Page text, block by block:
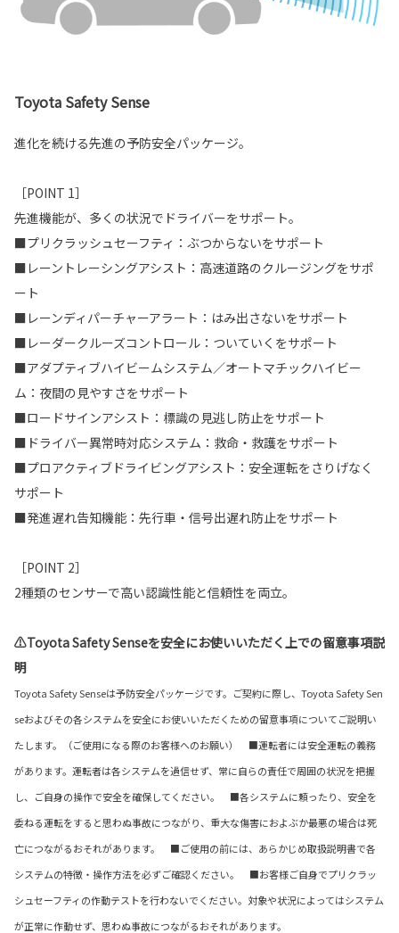
Toyota Safety Sense
進化を続ける先進の予防安全パッケージ。
［POINT 1］
先進機能が、多くの状況でドライバーをサポート。
■プリクラッシュセーフティ：ぶつからないをサポート
■レーントレーシングアシスト：高速道路のクルージングをサポ
ート
■レーンディパーチャーアラート：はみ出さないをサポート
■レーダークルーズコントロール：ついていくをサポート
■アダプティブハイビームシステム／オートマチックハイビー
ム：夜間の見やすさをサポート
■ロードサインアシスト：標識の見逃し防止をサポート
■ドライバー異常時対応システム：救命・救護をサポート
■プロアクティブドライビングアシスト：安全運転をさりげなく
サポート
■発進遅れ告知機能：先行車・信号出遅れ防止をサポート
［POINT 2］
2種類のセンサーで高い認識性能と信頼性を両立。
⚠Toyota Safety Senseを安全にお使いいただく上での留意事項説
明
Toyota Safety Senseは予防安全パッケージです。ご契約に際し、Toyota Safety Sen
seおよびその各システムを安全にお使いいただくための留意事項についてご説明い
たします。（ご使用になる際のお客様へのお願い） ■運転者には安全運転の義務
があります。運転者は各システムを過信せず、常に自らの責任で周囲の状況を把握
し、ご自身の操作で安全を確保してください。 ■各システムに頼ったり、安全を
委ねる運転をすると思わぬ事故につながり、重大な傷害におよぶか最悪の場合は死
亡につながるおそれがあります。 ■ご使用の前には、あらかじめ取扱説明書で各
システムの特徴・操作方法を必ずご確認ください。 ■お客様ご自身でプリクラッ
シュセーフティの作動テストを行わないでください。対象や状況によってはシステム
が正常に作動せず、思わぬ事故につながるおそれがあります。